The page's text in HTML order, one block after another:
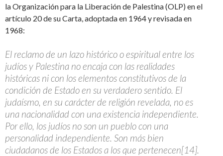
la Organización para la Liberación de Palestina (OLP) en el
artículo 20 de su Carta, adoptada en 1964 y revisada en
1968:
El reclamo de un lazo histórico o espiritual entre los
judíos y Palestina no encaja con las realidades
históricas ni con los elementos constitutivos de la
condición de Estado en su verdadero sentido. El
judaísmo, en su carácter de religión revelada, no es
una nacionalidad con una existencia independiente.
Por ello, los judíos no son un pueblo con una
personalidad independiente. Son más bien
ciudadanos de los Estados a los que pertenecen[14].